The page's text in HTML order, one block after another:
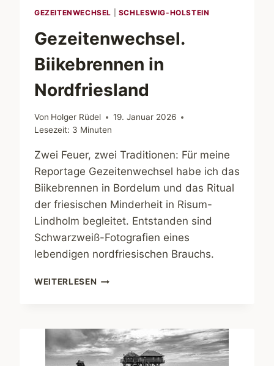
GEZEITENWECHSEL SCHLESWIG-HOLSTEIN
Gezeitenwechsel.
Biikebrennen in
Nordfriesland
Von Holger Rüdel
19. Januar 2026
Lesezeit: 3 Minuten
Zwei Feuer, zwei Traditionen: Für meine
Reportage Gezeitenwechsel habe ich das
Biikebrennen in Bordelum und das Ritual
der friesischen Minderheit in Risum-
Lindholm begleitet. Entstanden sind
Schwarzweiß-Fotografien eines
lebendigen nordfriesischen Brauchs.
WEITERLESEN GEZEITENWECHSEL.